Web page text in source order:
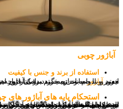
آباژور چوبی
استفاده از برند و جنس با کیفیت
خرید آباژور
به اندازه خرید مبلمان قابل اهمیت است.آباژور باید از برند های معتبر و با ضمانت تهیه گردد.در کنار توجه به جنس و نوع پایه
استحکام پایه های آباژور های
به عنوان نکته آخر که در هنگام خرید آباژور باید به آن دقت کنیم استحکام و ثابت بودن پایه های آباژور چوبی در هنگام ایستادن است.در برخی از آباژور چوبی ایستاده به علت دارا بودن ویژگی تنظیم ارتفاع به مرور زمان و در پی چندین بار استفاده و تنظیم ارتفاع،آباژور دچار لغزش و لنگیدن در هنگام استفاده میگردد.پس در هنگام خرید آباژور حتما این نکته را مد نظر قرار دهید که پایه های آباژور به قطر و جنس مناسب توانایی نگهداری آباژور را در ارتفاع های متفاوت را داشته باشد.